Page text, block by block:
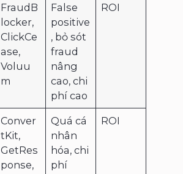
FraudB
locker,
ClickCe
ase,
Voluu
m
False
positive
, bỏ sót
fraud
nâng
cao, chi
phí cao
ROI
Conver
tKit,
GetRes
ponse,
Quá cá
nhân
hóa, chi
phí
ROI